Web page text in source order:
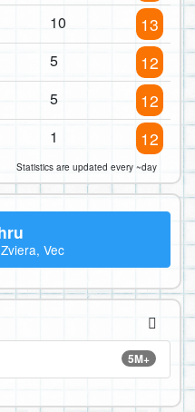
10 13
5 12
5 12
1 12
Statistics are updated every ~day
Vec
5M+